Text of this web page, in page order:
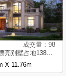
成交量：98
三层新中式漂亮别墅占地138平自建别墅图..
X 11.76m